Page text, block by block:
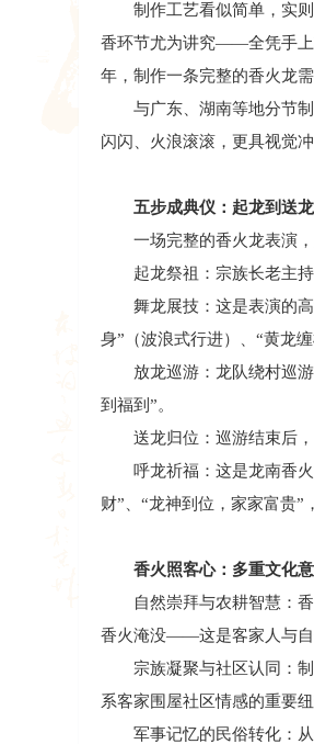
制作工艺看似简单，实则
香环节尤为讲究——全凭手上
年，制作一条完整的香火龙
与广东、湖南等地分节制
闪闪、火浪滚滚，更具视觉冲
五步成典仪：起龙到送
一场完整的香火龙表演，
起龙祭祖：宗族长老主持
舞龙展技：这是表演的高
身”（波浪式行进）、“黄龙
放龙巡游：龙队绕村巡游
到福到”。
送龙归位：巡游结束后，
呼龙祈福：这是龙南香火
财”、“龙神到位，家家富贵”
香火照客心：多重文化
自然崇拜与农耕智慧：香
香火淹没——这是客家人与自
宗族凝聚与社区认同：制
系客家围屋社区情感的重要纽
军事记忆的民俗转化：从